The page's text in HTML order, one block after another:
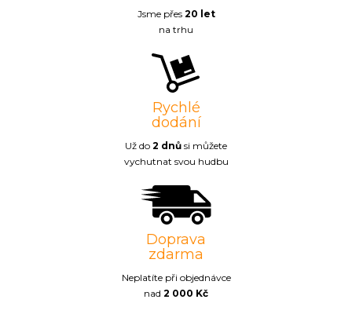
Jsme přes 20 let
na trhu
Rychlé
dodání
Už do 2 dnů si můžete
vychutnat svou hudbu
Doprava
zdarma
Neplatíte při objednávce
nad 2 000 Kč